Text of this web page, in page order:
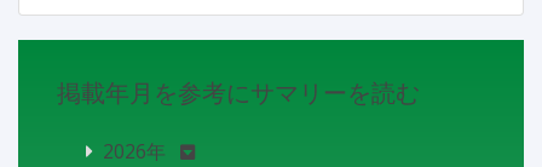
掲載年月を参考にサマリーを読む
2026年